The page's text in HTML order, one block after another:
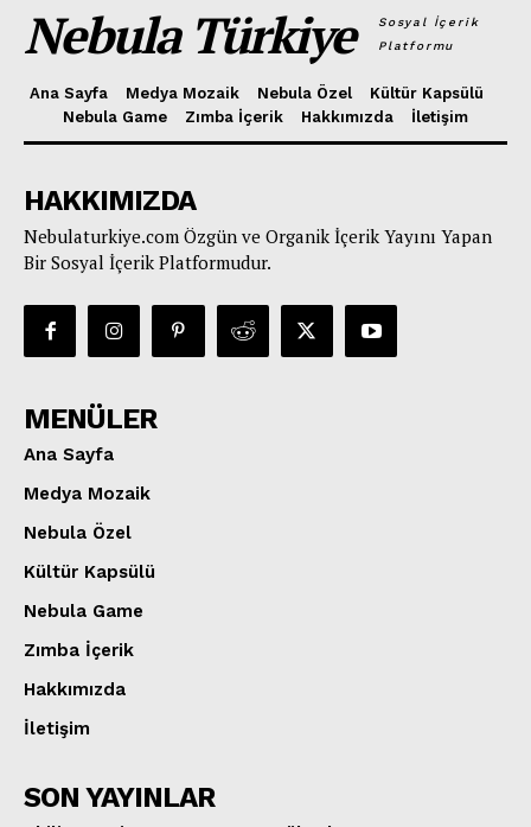
Nebula Türkiye
Sosyal İçerik
Platformu
Ana Sayfa Medya Mozaik Nebula Özel
Kültür Kapsülü
Nebula Game
Zımba İçerik Hakkımızda İletişim
HAKKIMIZDA
Nebulaturkiye.com Özgün ve Organik İçerik Yayını Yapan
Bir Sosyal İçerik Platformudur.
MENÜLER
Ana Sayfa
Medya Mozaik
Nebula Özel
Kültür Kapsülü
Nebula Game
Zımba İçerik
Hakkımızda
İletişim
SON YAYINLAR